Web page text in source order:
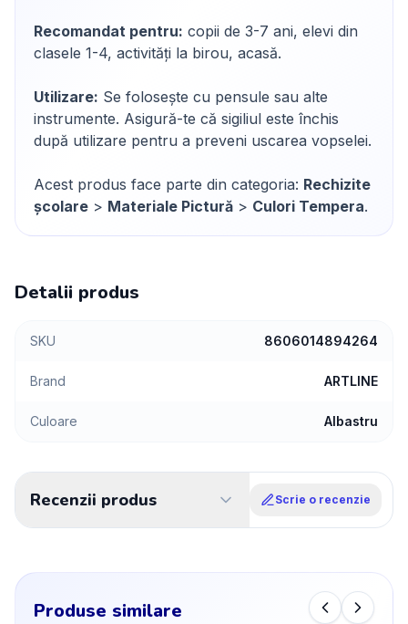
Recomandat pentru: copii de 3-7 ani, elevi din
clasele 1-4, activități la birou, acasă.
Utilizare: Se folosește cu pensule sau alte
instrumente. Asigură-te că sigiliul este închis
după utilizare pentru a preveni uscarea vopselei.
Acest produs face parte din categoria: Rechizite
școlare > Materiale Pictură > Culori Tempera.
Detalii produs
SKU 8606014894264
Brand ARTLINE
Culoare Albastru
Recenzii produs Scrie o recenzie
Produse similare